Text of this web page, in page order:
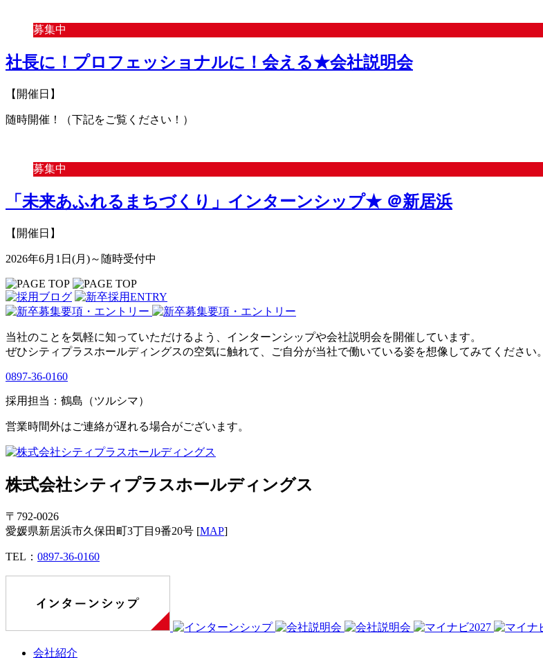
募集中
社長に！プロフェッショナルに！会える★会社説明会
【開催日】
随時開催！（下記をご覧ください！）
募集中
「未来あふれるまちづくり」インターンシップ★ ＠新居浜
【開催日】
2026年6月1日(月)～随時受付中
当社のことを気軽に知っていただけるよう、インターンシップや会社説明会を開催しています。
ぜひシティプラスホールディングスの空気に触れて、ご自分が当社で働いている姿を想像してみてください。
0897-36-0160
採用担当：鶴島（ツルシマ）
営業時間外はご連絡が遅れる場合がございます。
株式会社シティプラスホールディングス
〒792‐0026
愛媛県新居浜市久保田町3丁目9番20号 [MAP]
TEL： 0897-36-0160
会社紹介